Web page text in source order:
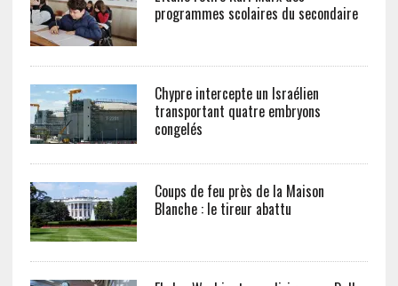
programmes scolaires du secondaire
Chypre intercepte un Israélien
transportant quatre embryons
congelés
Coups de feu près de la Maison
Blanche : le tireur abattu